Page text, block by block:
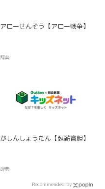
アローせんそう【アロー戦争】
辞典
がしんしょうたん【臥薪嘗胆】
辞典
Recommended by